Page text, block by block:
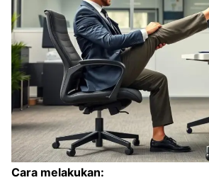
Cara melakukan: